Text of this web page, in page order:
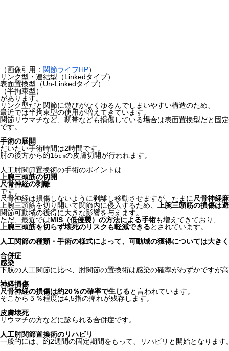
（画像引用： 関節ライフHP）
リンク型・連結型（Linkedタイプ）
表面置換型（Un-Linkedタイプ）
（半拘束型）
があります。
リンク型だと関節に遊びがなくゆるんでしまいやすい構造のため、
最近では半拘束型の使用が増えてきています。
関節リウマチなど、靭帯なども損傷している場合は表面置換型だと固
です。
手術の展開
だいたい手術時間は2時間です。
肘の後方から約15㎝の皮膚切開が行われます。
人工肘関節置換術の手術のポイントは
上腕三頭筋の切開
尺骨神経の剥離
です。
尺骨神経は損傷しないように剥離し移動させますが、たまに 尺骨神経
上腕三頭筋を切り開いて関節内に侵入するため、
上腕三頭筋の損傷は
関節可動域の獲得に大きな影響を与えます。
ただ、最近ではMIS（低侵襲）の方法による手術も増えてきており、
上腕三頭筋を切らず壊死のリスクも軽減できるとされています。
人工関節の種類・手術の様式によって、可動域の獲得については大き
合併症
感染
下肢の人工関節に比べ、肘関節の置換術は感染の確率がわずかですが
神経損傷
尺骨神経の損傷は約20％の確率で生じると言われています。
そこから５％程度は4,5指の痺れが残存します。
皮膚壊死
リウマチの方などに診られる合併症です。
人工肘関節置換術のリハビリ
一般的には、約2週間の固定期間をもって、リハビリと開始となります